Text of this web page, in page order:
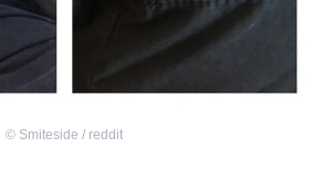
© Smiteside / reddit